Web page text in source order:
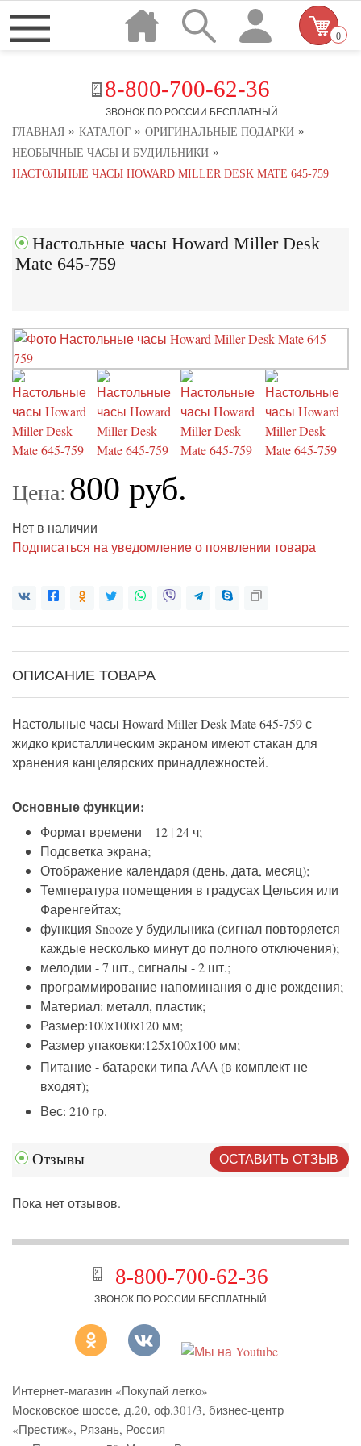
8-800-700-62-36
ЗВОНОК ПО РОССИИ БЕСПЛАТНЫЙ
0
ГЛАВНАЯ » КАТАЛОГ » ОРИГИНАЛЬНЫЕ ПОДАРКИ »
НЕОБЫЧНЫЕ ЧАСЫ И БУДИЛЬНИКИ »
НАСТОЛЬНЫЕ ЧАСЫ HOWARD MILLER DESK MATE 645-759
Настольные часы Howard Miller Desk
Mate 645-759
Цена: 800 руб.
Нет в наличии
Подписаться на уведомление о появлении товара
ОПИСАНИЕ ТОВАРА
Настольные часы Howard Miller Desk Mate 645-759 с
жидко кристаллическим экраном имеют стакан для
хранения канцелярских принадлежностей.
Основные функции:
Формат времени – 12 | 24 ч;
Подсветка экрана;
Отображение календаря (день, дата, месяц);
Температура помещения в градусах Цельсия или
Фаренгейтах;
функция Snooze у будильника (сигнал повторяется
каждые несколько минут до полного отключения);
мелодии - 7 шт., сигналы - 2 шт.;
программирование напоминания о дне рождения;
Материал: металл, пластик;
Размер:100х100х120 мм;
Размер упаковки:125х100х100 мм;
Питание - батареки типа ААА (в комплект не
входят);
Вес: 210 гр.
Отзывы ОСТАВИТЬ ОТЗЫВ
Пока нет отзывов.
8-800-700-62-36
ЗВОНОК ПО РОССИИ БЕСПЛАТНЫЙ
Интернет-магазин «Покупай легко»
Московское шоссе, д.20, оф.301/3, бизнес-центр
«Престиж», Рязань, Россия